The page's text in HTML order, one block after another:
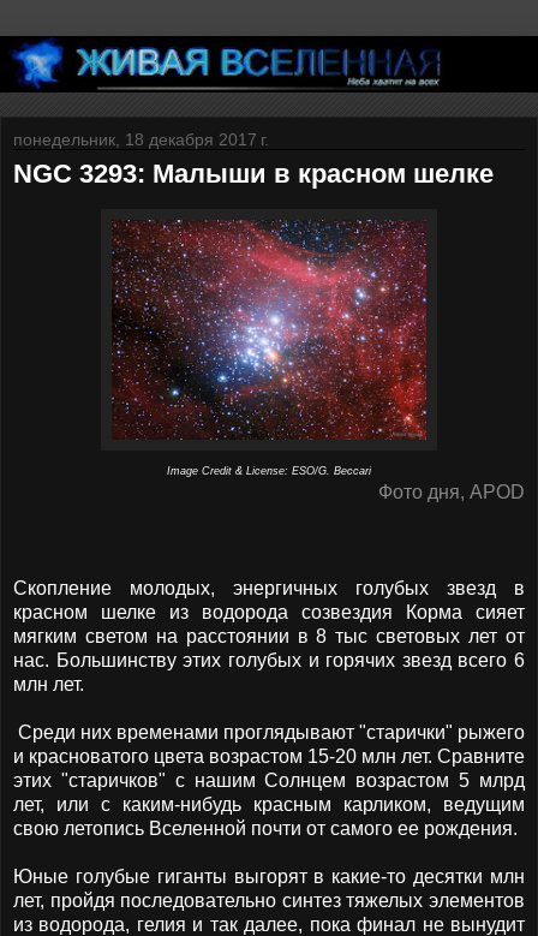
понедельник, 18 декабря 2017 г.
NGC 3293: Малыши в красном шелке
Image Credit & License: ESO/G. Beccari
Фото дня, APOD
Скопление молодых, энергичных голубых звезд в
красном шелке из водорода созвездия Корма сияет
мягким светом на расстоянии в 8 тыс световых лет от
нас. Большинству этих голубых и горячих звезд всего 6
млн лет.
Среди них временами проглядывают "старички" рыжего
и красноватого цвета возрастом 15-20 млн лет. Сравните
этих "старичков" с нашим Солнцем возрастом 5 млрд
лет, или с каким-нибудь красным карликом, ведущим
свою летопись Вселенной почти от самого ее рождения.
Юные голубые гиганты выгорят в какие-то десятки млн
лет, пройдя последовательно синтез тяжелых элементов
из водорода, гелия и так далее, пока финал не вынудит